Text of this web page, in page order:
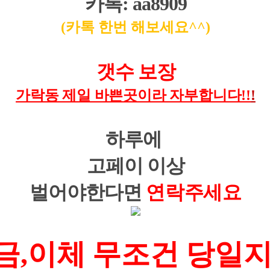
(카톡 한번 해보세요^^)
갯수 보장
가락동 제일 바쁜곳이라 자부합니다!!!
하루에
고페이 이상
벌어야한다면 연락주세요
,이체 무조건 당일